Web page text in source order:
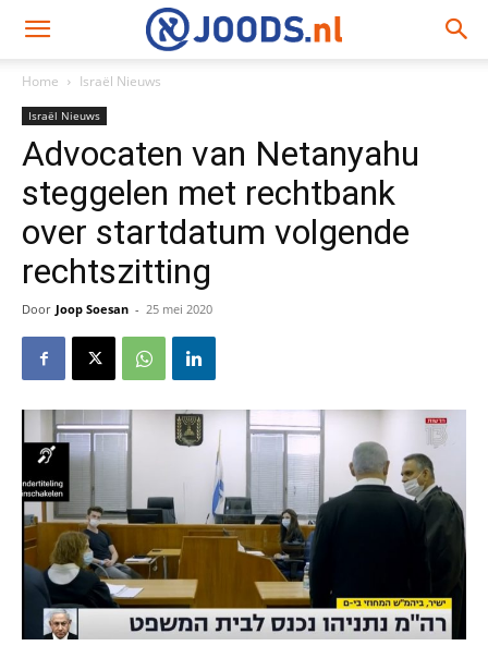
Home Israël Nieuws
Israël Nieuws
Advocaten van Netanyahu
steggelen met rechtbank
over startdatum volgende
rechtszitting
Door Joop Soesan - 25 mei 2020